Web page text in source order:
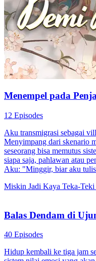
Paman Jangan
82 Episodes
Paman Jangan Manjakan
Cinta Setelah Pernikahan